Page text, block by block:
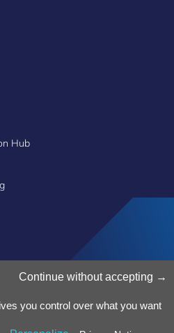
Hub
©2025 Luxinnovation GIE
Continue without accepting
you control over what you want